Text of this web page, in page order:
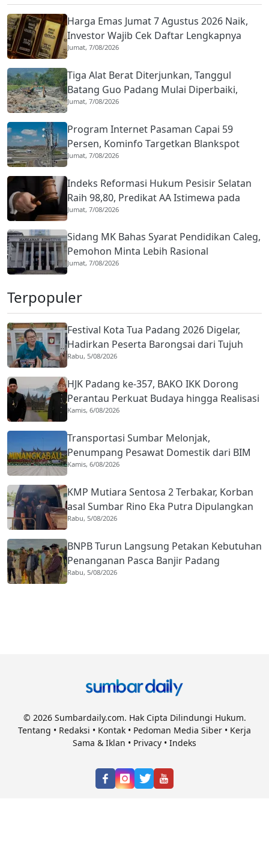
Harga Emas Jumat 7 Agustus 2026 Naik,
Investor Wajib Cek Daftar Lengkapnya
Jumat, 7/08/2026
Tiga Alat Berat Diterjunkan, Tanggul
Batang Guo Padang Mulai Diperbaiki,
Warga Kuranji Bernapas Lega
Jumat, 7/08/2026
Program Internet Pasaman Capai 59
Persen, Kominfo Targetkan Blankspot
Tuntas Lima Tahun
Jumat, 7/08/2026
Indeks Reformasi Hukum Pesisir Selatan
Raih 98,80, Predikat AA Istimewa pada
2026
Jumat, 7/08/2026
Sidang MK Bahas Syarat Pendidikan Caleg,
Pemohon Minta Lebih Rasional
Jumat, 7/08/2026
Terpopuler
Festival Kota Tua Padang 2026 Digelar,
Hadirkan Peserta Barongsai dari Tujuh
Negara
Rabu, 5/08/2026
HJK Padang ke-357, BAKO IKK Dorong
Perantau Perkuat Budaya hingga Realisasi
Kota Gastronomi
Kamis, 6/08/2026
Transportasi Sumbar Melonjak,
Penumpang Pesawat Domestik dari BIM
Naik Hampir 33 Persen
Kamis, 6/08/2026
KMP Mutiara Sentosa 2 Terbakar, Korban
asal Sumbar Rino Eka Putra Dipulangkan
ke Agam
Rabu, 5/08/2026
BNPB Turun Langsung Petakan Kebutuhan
Penanganan Pasca Banjir Padang
Rabu, 5/08/2026
© 2026 Sumbardaily.com. Hak Cipta Dilindungi Hukum.
Tentang • Redaksi • Kontak • Pedoman Media Siber • Kerja
Sama & Iklan • Privacy • Indeks